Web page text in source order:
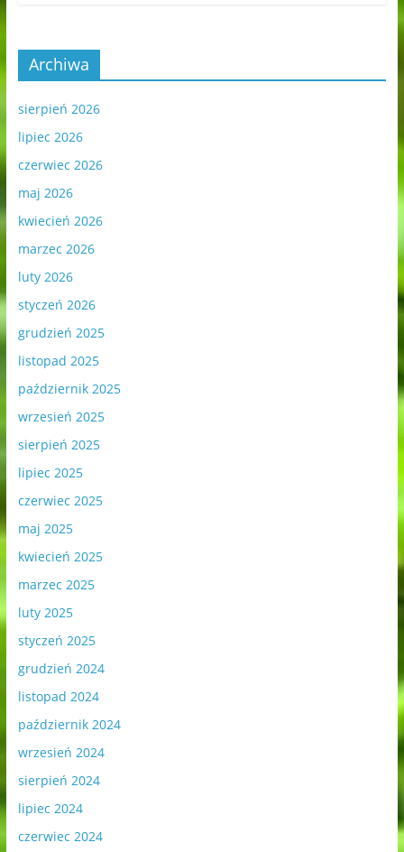
Archiwa
sierpień 2026
lipiec 2026
czerwiec 2026
maj 2026
kwiecień 2026
marzec 2026
luty 2026
styczeń 2026
grudzień 2025
listopad 2025
październik 2025
wrzesień 2025
sierpień 2025
lipiec 2025
czerwiec 2025
maj 2025
kwiecień 2025
marzec 2025
luty 2025
styczeń 2025
grudzień 2024
listopad 2024
październik 2024
wrzesień 2024
sierpień 2024
lipiec 2024
czerwiec 2024